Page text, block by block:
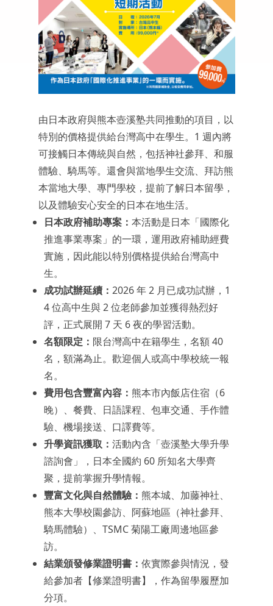
由日本政府與熊本壺溪塾共同推動的項目，以
特別的價格提供給台灣高中在學生。1 週內將
可接觸日本傳統與自然，包括神社參拜、和服
體驗、騎馬等。還會與當地學生交流、拜訪熊
本當地大學、專門學校，提前了解日本留學，
以及體驗安心安全的日本在地生活。
日本政府補助專案：本活動是日本「國際化
推進事業專案」的一環，運用政府補助經費
實施，因此能以特別價格提供給台灣高中
生。
成功試辦延續：2026 年 2 月已成功試辦，1
4 位高中生與 2 位老師參加並獲得熱烈好
評，正式展開 7 天 6 夜的學習活動。
名額限定： 限台灣高中在籍學生，名額 40
名，額滿為止。歡迎個人或高中學校統一報
名。
費用包含豐富內容： 熊本市內飯店住宿（6
晚）、餐費、日語課程、包車交通、手作體
驗、機場接送、口譯費等。
升學資訊獲取：活動內含「壺溪塾大學升學
諮詢會」，日本全國約 60 所知名大學齊
聚，提前掌握升學情報。
豐富文化與自然體驗： 熊本城、加藤神社、
熊本大學校園參訪、阿蘇地區（神社參拜、
騎馬體驗）、TSMC 菊陽工廠周邊地區參
訪。
結業頒發修業證明書：依實際參與情況，發
給參加者【修業證明書】，作為留學履歷加
分項。